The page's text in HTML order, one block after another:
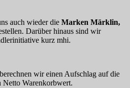
auch wieder die Marken Märklin,
Darüber hinaus sind wir
kurz mhi.
wir einen Aufschlag auf die
Netto Warenkorbwert.